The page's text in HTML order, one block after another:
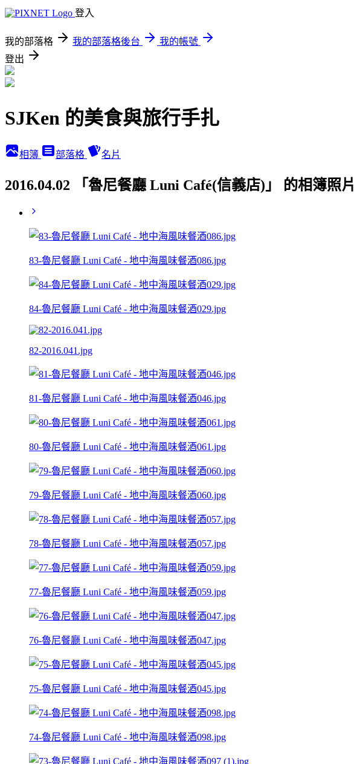
登入
我的部落格 我的部落格後台
我的帳號
登出
SJKen 的美食與旅行手扎
相簿 部落格 名片
2016.04.02 「魯尼餐廳 Luni Café(信義店)」 的相簿照片
83-魯尼餐廳 Luni Café - 地中海風味餐酒086.jpg
84-魯尼餐廳 Luni Café - 地中海風味餐酒029.jpg
82-2016.041.jpg
81-魯尼餐廳 Luni Café - 地中海風味餐酒046.jpg
80-魯尼餐廳 Luni Café - 地中海風味餐酒061.jpg
79-魯尼餐廳 Luni Café - 地中海風味餐酒060.jpg
78-魯尼餐廳 Luni Café - 地中海風味餐酒057.jpg
77-魯尼餐廳 Luni Café - 地中海風味餐酒059.jpg
76-魯尼餐廳 Luni Café - 地中海風味餐酒047.jpg
75-魯尼餐廳 Luni Café - 地中海風味餐酒045.jpg
74-魯尼餐廳 Luni Café - 地中海風味餐酒098.jpg